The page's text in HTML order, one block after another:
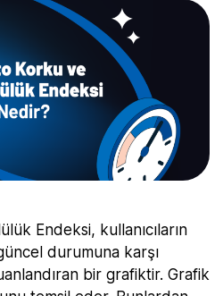
Endeksi, kullanıcıların
durumuna karşı
bir grafiktir. Grafik